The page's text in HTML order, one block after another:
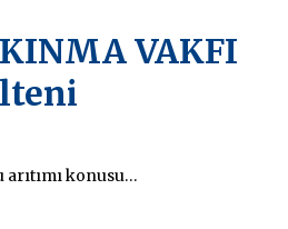
VAKFI
AB ile İsrail arasında enerji ve su arıtımı konusunda Mutabakat Zaptı imzalandı